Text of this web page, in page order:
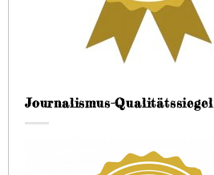
Journalismus-Qualitätssiegel